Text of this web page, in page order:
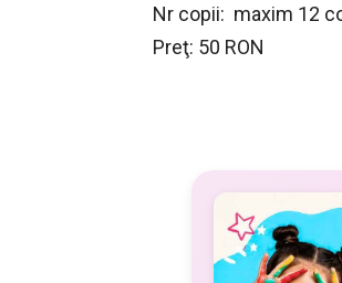
Nr copii: maxim 12
Preţ: 50 RON